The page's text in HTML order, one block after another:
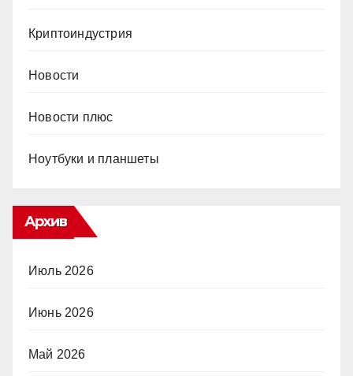
Криптоиндустрия
Новости
Новости плюс
Ноутбуки и планшеты
Архив
Июль 2026
Июнь 2026
Май 2026